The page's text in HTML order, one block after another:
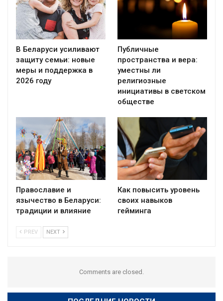
В Беларуси усиливают
защиту семьи: новые
меры и поддержка в
2026 году
Публичные
пространства и вера:
уместны ли
религиозные
инициативы в светском
обществе
Православие и
язычество в Беларуси:
традиции и влияние
Как повысить уровень
своих навыков
гейминга
PREV NEXT
Comments are closed.